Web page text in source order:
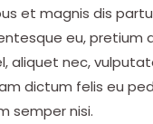
et magnis dis
eu, pretium
aliquet nec,
dictum felis eu
semper nisi.